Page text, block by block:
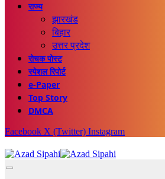
राज्य
झारखंड
बिहार
उत्तर प्रदेश
रोचक पोस्ट
स्पेशल रिपोर्ट
e-Paper
Top Story
DMCA
Facebook X (Twitter) Instagram